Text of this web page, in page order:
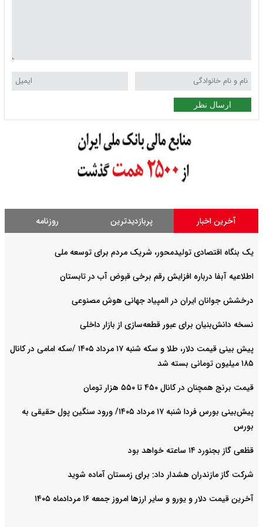
ارسال نظر
آخرین اخبار پربازدیدترین روزنامه
یک بنگاه اقتصادی تولیدمحور، شریک مردم برای توسعه ملی
اطلاعیه آبفا درباره افزایش رقم برخی قبوض آب در تابستان
درخشش جوانان ایران در المپیاد جهانی هوش مصنوعی
نسخه دانش‌بنیان برای عبور قطعه‌سازی از بازار داخلی
پیش ‌بینی قیمت دلار، طلا و سکه شنبه ۱۷ مرداد ۱۴۰۵ /سکه امامی در کانال
۱۸۵ میلیون تومانی بسته شد
قیمت برنج همچنان در کانال ۴۵۰ تا ۵۵۰ هزار تومان
پیش‌بینی بورس فردا شنبه ۱۷ مرداد ۱۴۰۵/ ورود سنگین پول حقیقی به
بورس
قظعی گاز بجنورد ۱۴ ساعته خواهد بود
شرکت گاز مازندران هشدار داد: برای زمستان آماده شوید
آخرین قیمت دلار و یورو و سایر ارزها امروز جمعه ۱۶ مردادماه ۱۴۰۵